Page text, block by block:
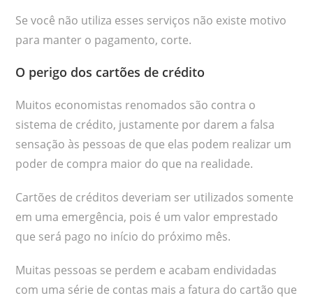
Se você não utiliza esses serviços não existe motivo
para manter o pagamento, corte.
O perigo dos cartões de crédito
Muitos economistas renomados são contra o
sistema de crédito, justamente por darem a falsa
sensação às pessoas de que elas podem realizar um
poder de compra maior do que na realidade.
Cartões de créditos deveriam ser utilizados somente
em uma emergência, pois é um valor emprestado
que será pago no início do próximo mês.
Muitas pessoas se perdem e acabam endividadas
com uma série de contas mais a fatura do cartão que